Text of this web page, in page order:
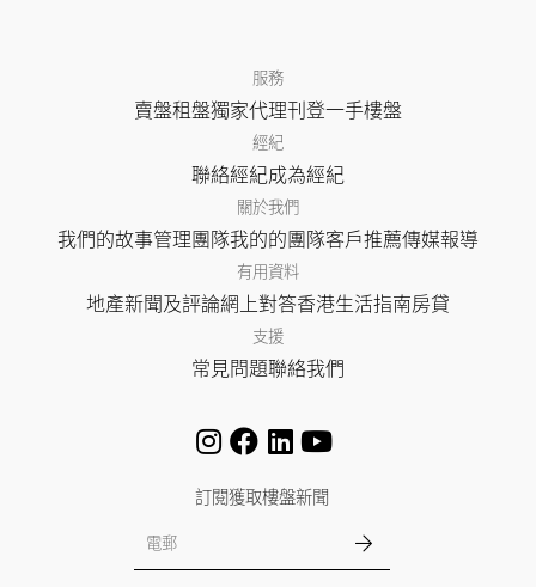
服務
賣盤租盤獨家代理刊登一手樓盤
經紀
聯絡經紀成為經紀
關於我們
我們的故事管理團隊我的的團隊客戶推薦傳媒報導
有用資料
地產新聞及評論網上對答香港生活指南房貸
支援
常見問題聯絡我們
訂閱獲取樓盤新聞